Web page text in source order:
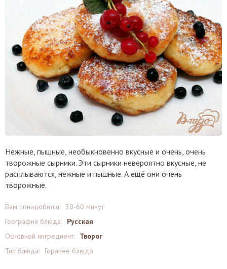
Нежные, пышные, необыкновенно вкусные и очень, очень
творожные сырники. Эти сырники невероятно вкусные, не
расплываются, нежные и пышные. А ещё они очень
творожные.
Вам понадобится:
30-60 минут
География блюда:
Русская
Основной ингредиент:
Творог
Тип блюда:
Горячее блюдо